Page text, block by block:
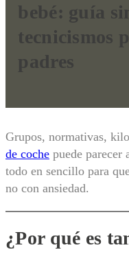
bebé: guía
tecnicismos
padres
Grupos, normativas,
de coche puede parecer
todo en sencillo para
no con ansiedad.
¿Por qué es